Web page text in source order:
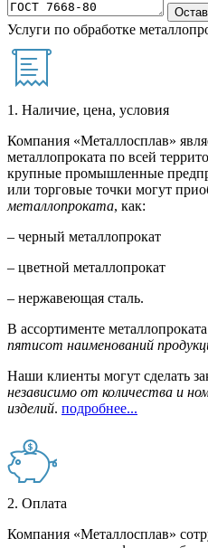
Услуги по обработке
1. Наличие, цена, условия
Компания «Металлосплав»
металлопроката по всей
крупные промышленные
или торговые точки могут
металлопроката, как:
– черный металлопрокат
– цветной металлопрокат
– нержавеющая сталь.
В ассортименте
пятисот наименований
Наши клиенты могут сделать
независимо от количества и
изделий. подробнее...
2. Оплата
Компания «Металлосплав»